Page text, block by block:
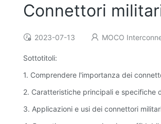
Connettori
2023-07-13 MOCO
Sottotitoli:
1. Comprendere l'importanza dei
2. Caratteristiche principali e specifiche
3. Applicazioni e usi dei connettori